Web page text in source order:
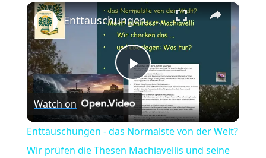
Play Unmute ×
Play
Video
Enttäuschungen - das Normalste von der Welt? Wir prüfen die Thesen Machiavellis und seine Vorschläge
Watch on
Enttäuschungen - das Normalste von der Welt?
Wir prüfen die Thesen Machiavellis und seine